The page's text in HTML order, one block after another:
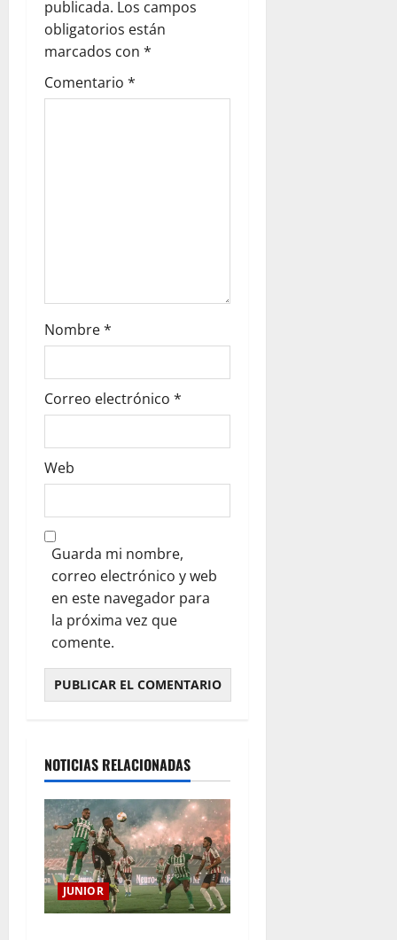
publicada. Los campos
obligatorios están
marcados con *
Comentario *
Nombre*
Correo electrónico *
Web
Guarda mi nombre,
correo electrónico y web
en este navegador para
la próxima vez que
comente.
NOTICIAS RELACIONADAS
JUNIOR